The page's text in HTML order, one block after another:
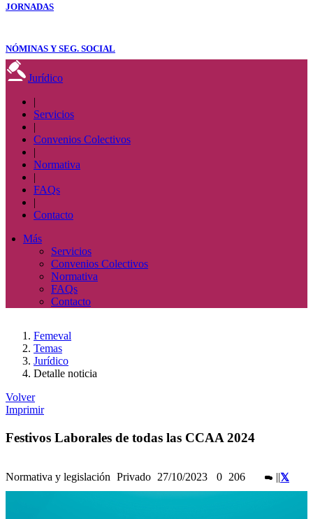
JORNADAS
NÓMINAS Y SEG. SOCIAL
Jurídico
|
Servicios
|
Convenios Colectivos
|
Normativa
|
FAQs
|
Contacto
Más
Servicios
Convenios Colectivos
Normativa
FAQs
Contacto
Femeval
Temas
Jurídico
Detalle noticia
Volver
Imprimir
Festivos Laborales de todas las CCAA 2024
Normativa y legislación Privado 27/10/2023 0 206 ||